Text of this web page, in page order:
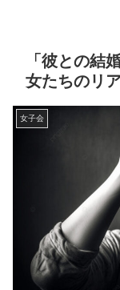
「彼との結
女たちのリ
女子会